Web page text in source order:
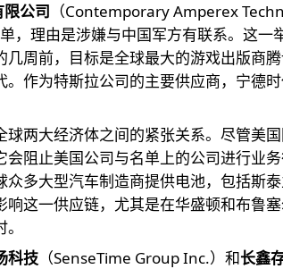
公司 （Contemporary Amperex
，理由是涉嫌与中国军方有联系。这一
几周前，目标是全球最大的游戏出版商
作为特斯拉公司的主要供应商，宁德
两大经济体之间的紧张关系。尽管美
会阻止美国公司与名单上的公司进行业
多大型汽车制造商提供电池，包括斯
这一供应链，尤其是在华盛顿和布鲁
科技 （SenseTime Group Inc.）和长鑫